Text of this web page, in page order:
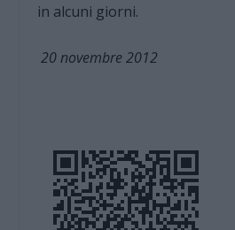
in alcuni giorni.
20 novembre 2012